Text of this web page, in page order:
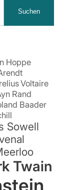
Suchen
Hoppe
Voltaire
Rand
Baader
Sowell
Twain